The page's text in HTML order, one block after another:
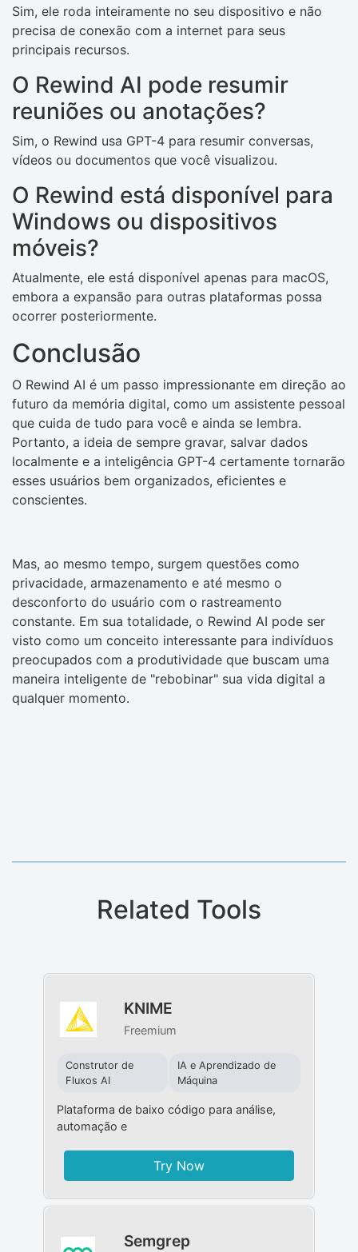
Sim, ele roda inteiramente no seu dispositivo e não
precisa de conexão com a internet para seus
principais recursos.
O Rewind AI pode resumir
reuniões ou anotações?
Sim, o Rewind usa GPT-4 para resumir conversas,
vídeos ou documentos que você visualizou.
O Rewind está disponível para
Windows ou dispositivos
móveis?
Atualmente, ele está disponível apenas para macOS,
embora a expansão para outras plataformas possa
ocorrer posteriormente.
Conclusão
O Rewind AI é um passo impressionante em direção ao
futuro da memória digital, como um assistente pessoal
que cuida de tudo para você e ainda se lembra.
Portanto, a ideia de sempre gravar, salvar dados
localmente e a inteligência GPT-4 certamente tornarão
esses usuários bem organizados, eficientes e
conscientes.
Mas, ao mesmo tempo, surgem questões como
privacidade, armazenamento e até mesmo o
desconforto do usuário com o rastreamento
constante. Em sua totalidade, o Rewind AI pode ser
visto como um conceito interessante para indivíduos
preocupados com a produtividade que buscam uma
maneira inteligente de "rebobinar" sua vida digital a
qualquer momento.
Related Tools
KNIME
Freemium
Construtor de
Fluxos AI
IA e Aprendizado de
Máquina
Plataforma de baixo código para análise,
automação e
Try Now
Semgrep